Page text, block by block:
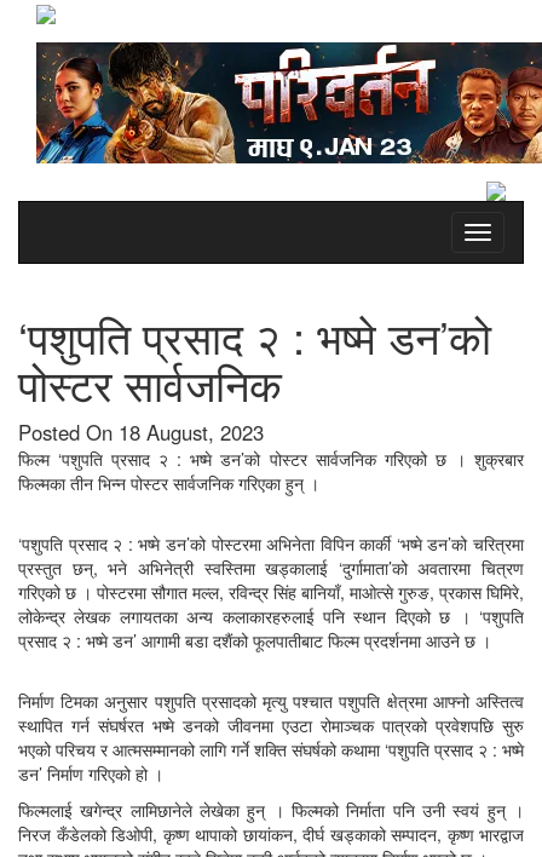
Toggle
‘पशुपति प्रसाद २ : भष्मे डन’को
पोस्टर सार्वजनिक
Posted On 18 August, 2023
फिल्म ‘पशुपति प्रसाद २ : भष्मे डन’को पोस्टर सार्वजनिक गरिएको छ । शुक्रबार
फिल्मका तीन भिन्न पोस्टर सार्वजनिक गरिएका हुन् ।
‘पशुपति प्रसाद २ : भष्मे डन’को पोस्टरमा अभिनेता विपिन कार्की ‘भष्मे डन’को चरित्रमा
प्रस्तुत छन्, भने अभिनेत्री स्वस्तिमा खड्कालाई ‘दुर्गामाता’को अवतारमा चित्रण
गरिएको छ । पोस्टरमा सौगात मल्ल, रविन्द्र सिंह बानियाँ, माओत्से गुरुङ, प्रकास घिमिरे,
लोकेन्द्र लेखक लगायतका अन्य कलाकारहरुलाई पनि स्थान दिएको छ । ‘पशुपति
प्रसाद २ : भष्मे डन’ आगामी बडा दशैंको फूलपातीबाट फिल्म प्रदर्शनमा आउने छ ।
निर्माण टिमका अनुसार पशुपति प्रसादको मृत्यु पश्चात पशुपति क्षेत्रमा आफ्नो अस्तित्व
स्थापित गर्न संघर्षरत भष्मे डनको जीवनमा एउटा रोमाञ्चक पात्रको प्रवेशपछि सुरु
भएको परिचय र आत्मसम्मानको लागि गर्ने शक्ति संघर्षको कथामा ‘पशुपति प्रसाद २ : भष्मे
डन’ निर्माण गरिएको हो ।
फिल्मलाई खगेन्द्र लामिछानेले लेखेका हुन् । फिल्मको निर्माता पनि उनी स्वयं हुन् ।
निरज कँडेलको डिओपी, कृष्ण थापाको छायांकन, दीर्घ खड्काको सम्पादन, कृष्ण भारद्वाज